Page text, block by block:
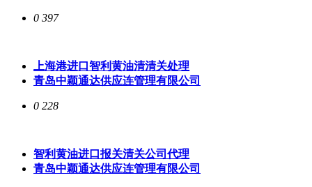
0 397
上海港进口智利黄油清清关处理
青岛中颖通达供应连管理有限公司
0 228
智利黄油进口报关清关公司代理
青岛中颖通达供应连管理有限公司